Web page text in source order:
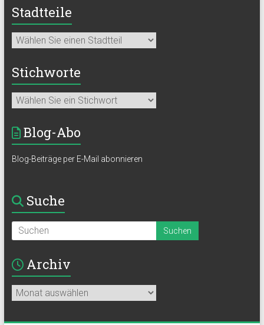
Stadtteile
Stichworte
Blog-Abo
Blog-Beiträge per E-Mail abonnieren
Suche
Archiv
Archiv